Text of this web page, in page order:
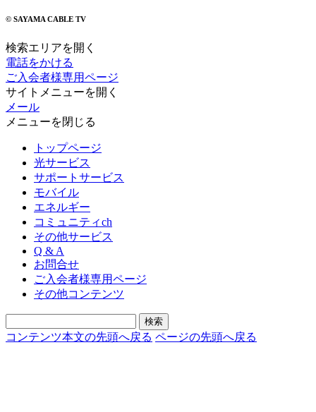
© SAYAMA CABLE TV
検索エリアを開く
電話をかける
ご入会者様専用ページ
サイトメニューを開く
メール
メニューを閉じる
トップページ
光サービス
サポートサービス
モバイル
エネルギー
コミュニティch
その他サービス
Q & A
お問合せ
ご入会者様専用ページ
その他コンテンツ
コンテンツ本文の先頭へ戻る ページの先頭へ戻る